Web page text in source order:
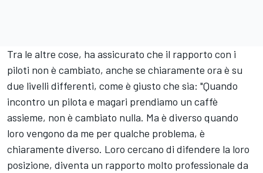
Tra le altre cose, ha assicurato che il rapporto con i
piloti non è cambiato, anche se chiaramente ora è su
due livelli differenti, come è giusto che sia: "Quando
incontro un pilota e magari prendiamo un caffè
assieme, non è cambiato nulla. Ma è diverso quando
loro vengono da me per qualche problema, è
chiaramente diverso. Loro cercano di difendere la loro
posizione, diventa un rapporto molto professionale da